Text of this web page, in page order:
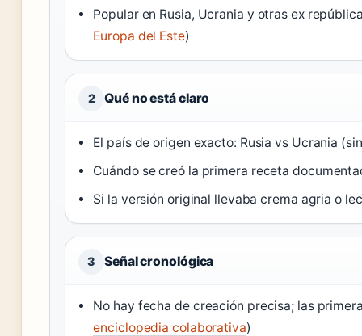
Popular en Rusia, Ucrania y otras ex
Europa del Este)
2 Qué no está claro
El país de origen exacto: Rusia vs Ucrania
Cuándo se creó la primera receta
Si la versión original llevaba crema agria o
3 Señal cronológica
No hay fecha de creación precisa; las
enciclopedia colaborativa)